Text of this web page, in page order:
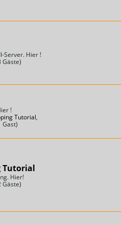
Server. Hier !
Gäste)
!
Tutorial,
Gast)
Tutorial
Hier!
Gäste)